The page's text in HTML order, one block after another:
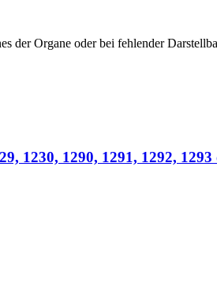
Organe oder bei fehlender
1230, 1290, 1291, 1292,